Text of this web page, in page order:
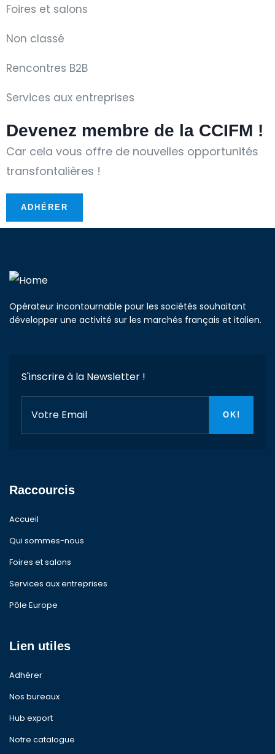
Foires et salons
Non classé
Rencontres B2B
Services aux entreprises
Devenez membre de la CCIFM !
Car cela vous offre de nouvelles opportunités
transfontalières !
ADHÉRER
Opérateur incontournable pour les sociétés souhaitant
développer une activité sur les marchés français et italien.
S'inscrire à la Newsletter !
Raccourcis
Accueil
Qui sommes-nous
Foires et salons
Services aux entreprises
Pôle Europe
Lien utiles
Adhérer
Nos bureaux
Hub export
Notre catalogue